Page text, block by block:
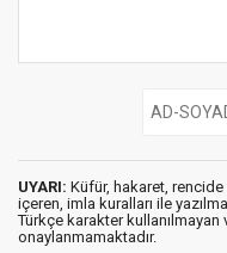
UYARI: Küfür, hakaret, rencide
içeren, imla kuralları ile
Türkçe karakter kullanılmayan
onaylanmamaktadır.